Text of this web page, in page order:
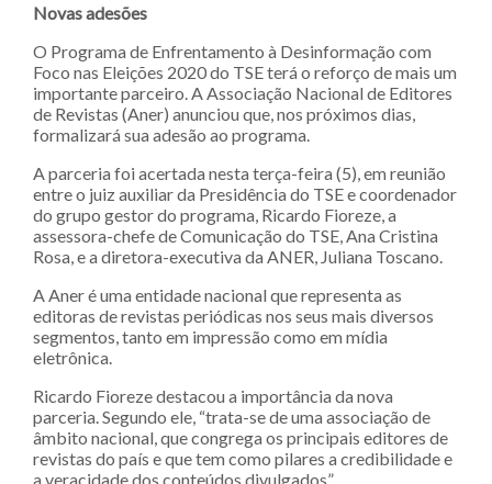
Novas adesões
O Programa de Enfrentamento à Desinformação com
Foco nas Eleições 2020 do TSE terá o reforço de mais um
importante parceiro. A Associação Nacional de Editores
de Revistas (Aner) anunciou que, nos próximos dias,
formalizará sua adesão ao programa.
A parceria foi acertada nesta terça-feira (5), em reunião
entre o juiz auxiliar da Presidência do TSE e coordenador
do grupo gestor do programa, Ricardo Fioreze, a
assessora-chefe de Comunicação do TSE, Ana Cristina
Rosa, e a diretora-executiva da ANER, Juliana Toscano.
A Aner é uma entidade nacional que representa as
editoras de revistas periódicas nos seus mais diversos
segmentos, tanto em impressão como em mídia
eletrônica.
Ricardo Fioreze destacou a importância da nova
parceria. Segundo ele, “trata-se de uma associação de
âmbito nacional, que congrega os principais editores de
revistas do país e que tem como pilares a credibilidade e
a veracidade dos conteúdos divulgados”.